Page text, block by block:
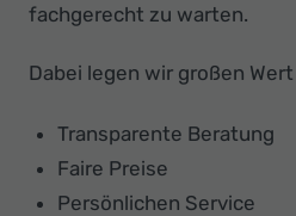
fachgerecht zu warten.
Dabei legen wir großen
Transparente Beratung
Faire Preise
Persönlichen Service